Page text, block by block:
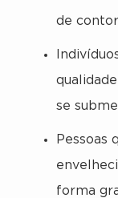
de
se
Pessoas
forma